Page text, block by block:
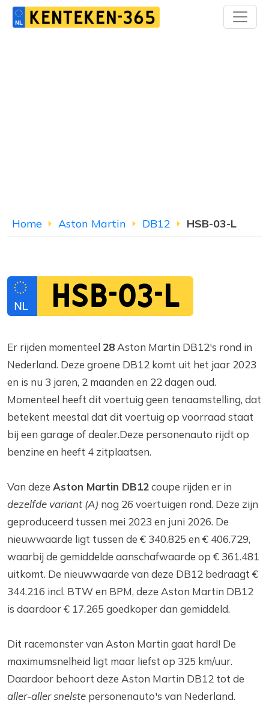
Home Aston Martin DB12 HSB-03-L
HSB-03-L
Er rijden momenteel 28 Aston Martin DB12's rond in
Nederland. Deze groene DB12 komt uit het jaar 2023
en is nu 3 jaren, 2 maanden en 22 dagen oud.
Momenteel heeft dit voertuig geen tenaamstelling, dat
betekent meestal dat dit voertuig op voorraad staat
bij een garage of dealer.Deze personenauto rijdt op
benzine en heeft 4 zitplaatsen.
Van deze Aston Martin DB12coupe rijden er in
dezelfde variant (A) nog 26 voertuigen rond. Deze zijn
geproduceerd tussen mei 2023 en juni 2026. De
nieuwwaarde ligt tussen de € 340.825 en € 406.729,
waarbij de gemiddelde aanschafwaarde op € 361.481
uitkomt. De nieuwwaarde van deze DB12 bedraagt €
344.216 incl. BTW en BPM, deze Aston Martin DB12
is daardoor € 17.265 goedkoper dan gemiddeld.
Dit racemonster van Aston Martin gaat hard! De
maximumsnelheid ligt maar liefst op 325 km/uur.
Daardoor behoort deze Aston Martin DB12 tot de
aller-aller snelste personenauto's van Nederland.